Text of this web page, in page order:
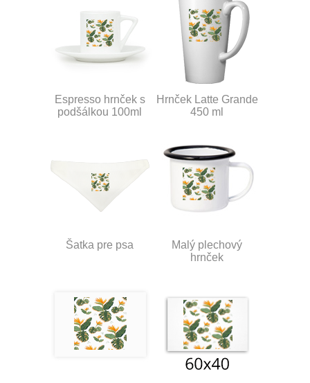
Espresso hrnček s
podšálkou 100ml
Hrnček Latte Grande
450 ml
Šatka pre psa
Malý plechový
hrnček